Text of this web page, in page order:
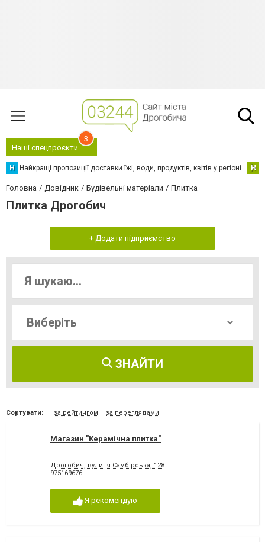
Наші спецпроєкти
3
Н Найкращі пропозиції доставки їжі, води, продуктів, квітів у регіоні Н
Головна Довідник Будівельні матеріали Плитка
Плитка Дрогобич
+ Додати підприємство
ЗНАЙТИ
Сортувати: за рейтингом за переглядами
Магазин "Керамічна плитка"
Дрогобич, вулиця Самбірська, 128
975169676
Я рекомендую